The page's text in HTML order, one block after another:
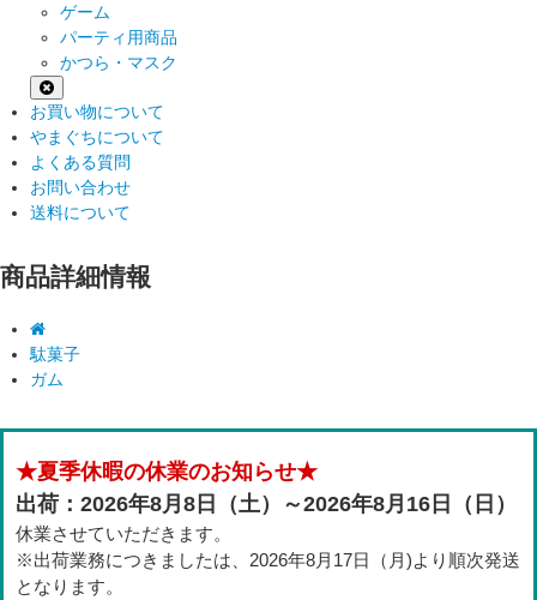
ゲーム
パーティ用商品
かつら・マスク
お買い物について
やまぐちについて
よくある質問
お問い合わせ
送料について
商品詳細情報
駄菓子
ガム
★夏季休暇の休業のお知らせ★
出荷：2026年8月8日（土）～2026年8月16日（日）
休業させていただきます。
※出荷業務につきましたは、2026年8月17日（月)より順次発送
となります。